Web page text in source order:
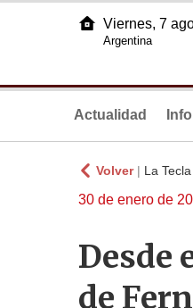
Viernes, 7
Argentina
Actualidad
Volver| La
30 de enero de
Desde
de